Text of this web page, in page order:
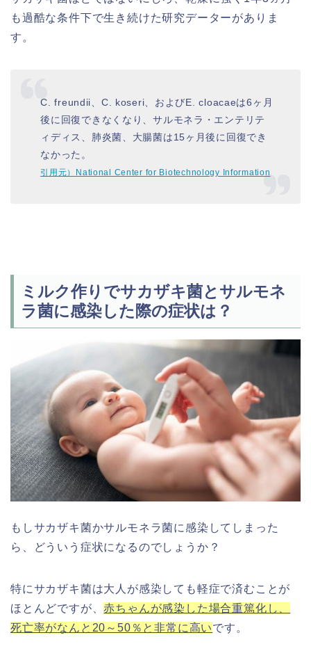
も過酷な条件下で生き続けた研究データーがありま
す。
C. freundii、C. koseri、およびE. cloacaeは6ヶ月
後に回復できなくなり、サルモネラ・エンテリテ
ィディス、肺炎菌、大腸菌は15ヶ月後に回復でき
なかった。
引用元）National Center for Biotechnology Information
ミルク作りでサカザキ菌とサルモネ
ラ菌に感染した際の症状は？
もしサカザキ菌かサルモネラ菌に感染してしまった
ら、どういう症状になるのでしょうか？
特にサカザキ菌は大人が感染しても軽症で済むことが
ほとんどですが、赤ちゃんが感染した場合重篤化し、
死亡率がなんと20～50％と非常に高いです。